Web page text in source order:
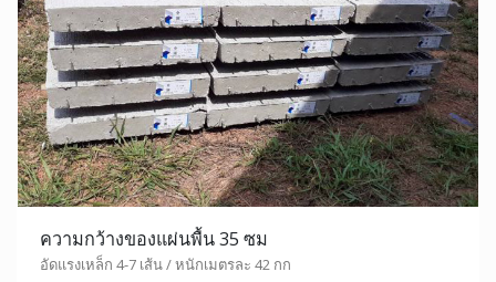
ความกว้างของแผ่นพื้น 35 ซม
อัดแรงเหล็ก 4-7 เส้น / หนักเมตรละ 42 กก